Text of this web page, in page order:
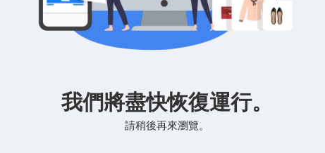
我們將盡快恢復運行。
請稍後再來瀏覽。